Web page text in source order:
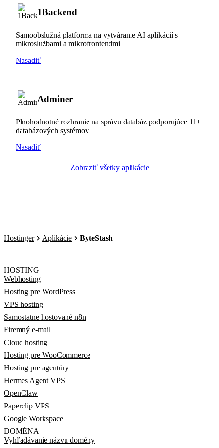
1Backend
Samoobslužná platforma na vytváranie AI aplikácií s
mikroslužbami a mikrofrontendmi
Nasadiť
Adminer
Plnohodnotné rozhranie na správu databáz podporujúce 11+
databázových systémov
Nasadiť
Zobraziť všetky aplikácie
Hostinger Aplikácie ByteStash
HOSTING
Webhosting
Hosting pre WordPress
VPS hosting
Samostatne hostované n8n
Firemný e-mail
Cloud hosting
Hosting pre WooCommerce
Hosting pre agentúry
Hermes Agent VPS
OpenClaw
Paperclip VPS
Google Workspace
DOMÉNA
Vyhľadávanie názvu domény